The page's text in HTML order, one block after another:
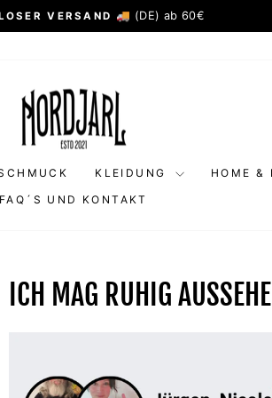
Pause
VERSAND 🚚 (DE) ab 60€
KLEIDUNG HOME &
FAQ´S UND KONTAKT
ICH MAG RUHIG